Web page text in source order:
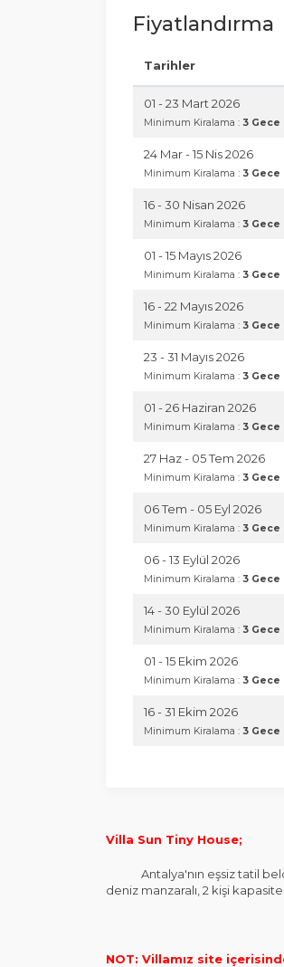
Fiyatlandırma
Tarihler
01 - 23 Mart 2026
Minimum Kiralama : 3 Gece
24 Mar - 15 Nis 2026
Minimum Kiralama : 3 Gece
16 - 30 Nisan 2026
Minimum Kiralama : 3 Gece
01 - 15 Mayıs 2026
Minimum Kiralama : 3 Gece
16 - 22 Mayıs 2026
Minimum Kiralama : 3 Gece
23 - 31 Mayıs 2026
Minimum Kiralama : 3 Gece
01 - 26 Haziran 2026
Minimum Kiralama : 3 Gece
27 Haz - 05 Tem 2026
Minimum Kiralama : 3 Gece
06 Tem - 05 Eyl 2026
Minimum Kiralama : 3 Gece
06 - 13 Eylül 2026
Minimum Kiralama : 3 Gece
14 - 30 Eylül 2026
Minimum Kiralama : 3 Gece
01 - 15 Ekim 2026
Minimum Kiralama : 3 Gece
16 - 31 Ekim 2026
Minimum Kiralama : 3 Gece
Villa Sun Tiny House;
Antalya'nın eşsiz tatil
deniz manzaralı, 2 kişi
NOT: Villamız site